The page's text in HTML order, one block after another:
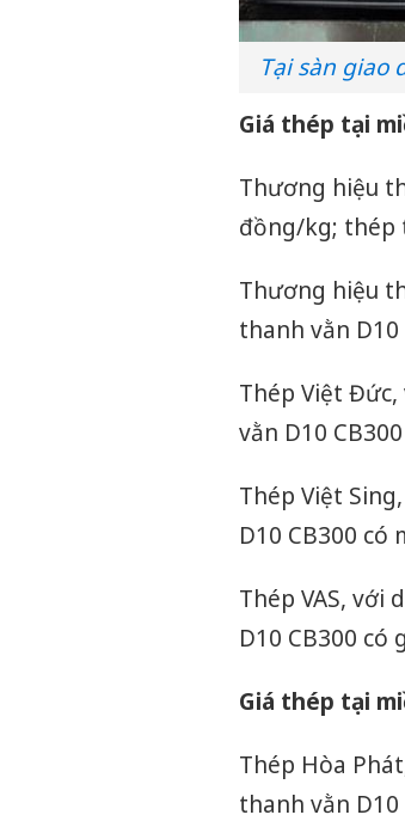
Tại sàn giao
Giá thép tại
Thương hiệu
đồng/kg; thép
Thương hiệu
thanh vằn D10
Thép Việt
vằn D10
Thép Việt
D10 CB300 có
Thép VAS, với
D10 CB300 có
Giá thép tại
Thép Hòa
thanh vằn D10